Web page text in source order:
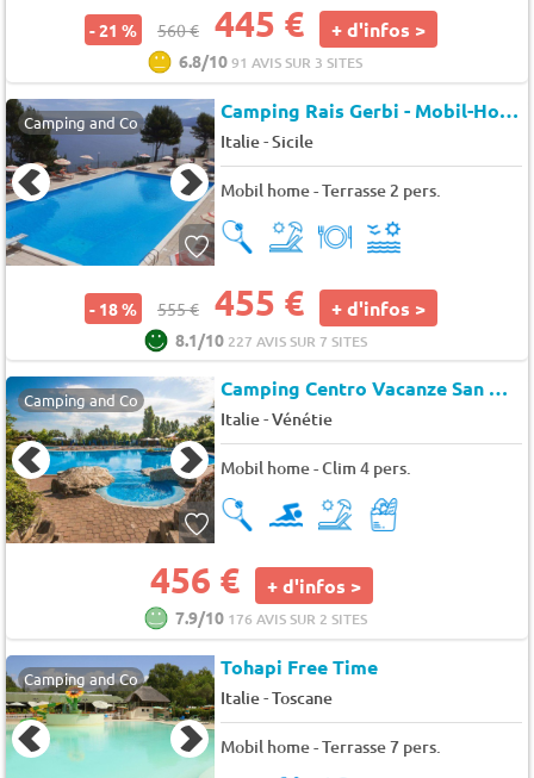
- 21 % 560 € 445 € + d'infos >
6.8/1091 AVIS SUR 3 SITES
Camping and Co Camping Rais Gerbi - Mobil-Home avec climatisation
Italie-Sicile
Mobil home - Terrasse 2 pers.
- 18 % 555 € 455 € + d'infos >
8.1/10 227 AVIS SUR 7 SITES
Camping and Co Camping Centro Vacanze San Marino
Italie-Vénétie
Mobil home - Clim 4 pers.
456 € + d'infos >
7.9/10 176 AVIS SUR 2 SITES
Camping and Co Tohapi Free Time
Italie-Toscane
Mobil home - Terrasse 7 pers.